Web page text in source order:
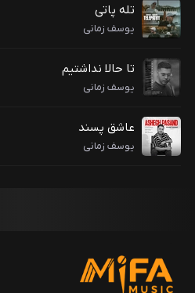
تله پاتی
یوسف زمانی
تا حالا نداشتیم
یوسف زمانی
عاشق پسند
یوسف زمانی